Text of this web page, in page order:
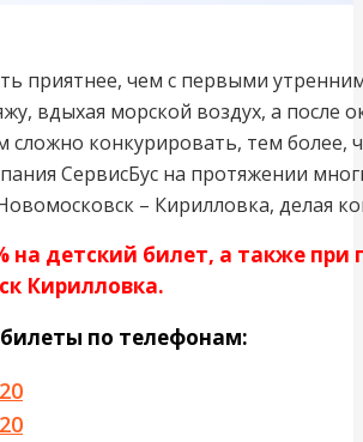
приятнее, чем с первыми
вдыхая морской воздух, а после
сложно конкурировать, тем более,
СервисБус на протяжении
– Кирилловка, делая
на детский билет, а также при
Кирилловка.
по телефонам: